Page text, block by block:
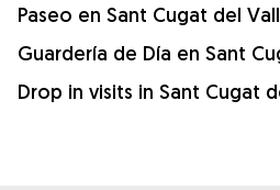
Paseo en Sant Cugat del
Guardería de Día en Sant
Drop in visits in Sant Cugat